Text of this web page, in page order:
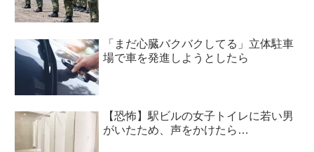
「まだ心臓バクバクしてる」立体駐車
場で車を発進しようとしたら
【恐怖】駅ビルの女子トイレに若い男
がいたため、声をかけたら…